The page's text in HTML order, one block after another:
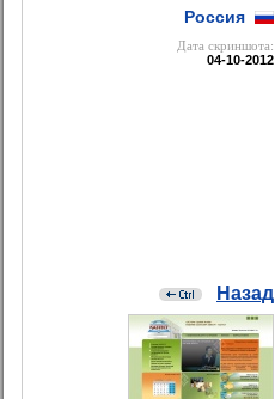
Россия
Дата cкриншота:
04-10-2012
Назад